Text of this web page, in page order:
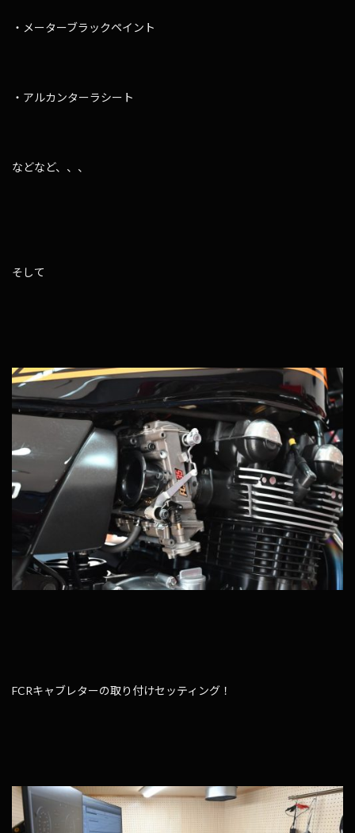
・メーターブラックペイント
・アルカンターラシート
などなど、、、
そして
FCRキャブレターの取り付けセッティング！